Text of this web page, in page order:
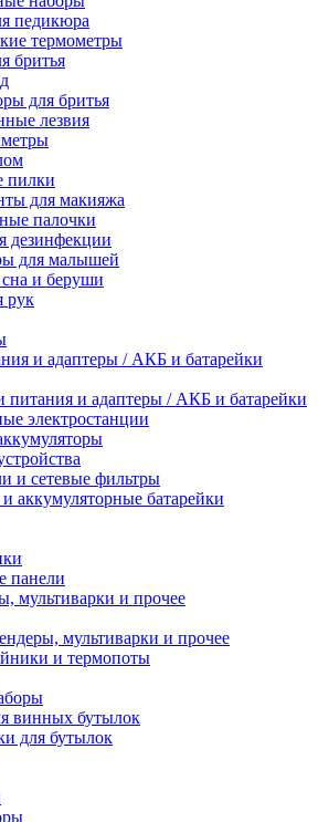
педикюра
термометры
бритья
для бритья
лезвия
пилки
для макияжа
палочки
дезинфекции
для малышей
и беруши
рук
и адаптеры / АКБ и батарейки
питания и адаптеры / АКБ и батарейки
электростанции
и сетевые фильтры
аккумуляторные батарейки
панели
мультиварки и прочее
мультиварки и прочее
и термопоты
винных бутылок
для бутылок